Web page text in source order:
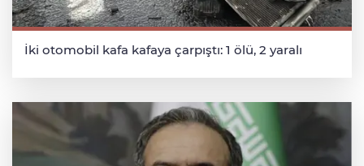
İki otomobil kafa kafaya çarpıştı: 1 ölü, 2 yaralı